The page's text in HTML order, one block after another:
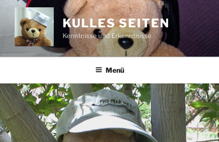
Zum
springen
KULLES SEITEN
Kenntnisse und Erkenntnisse
Menü